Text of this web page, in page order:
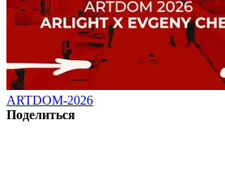
ARTDOM-2026
Поделиться